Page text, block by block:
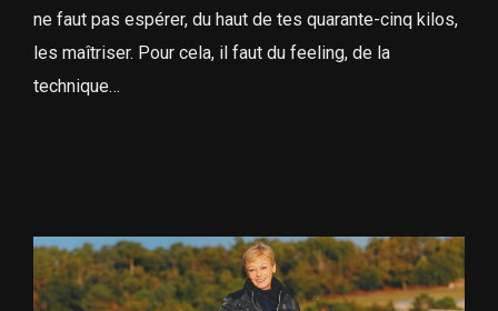
ne faut pas espérer, du haut de tes quarante-cinq kilos,
les maîtriser. Pour cela, il faut du feeling, de la
technique…